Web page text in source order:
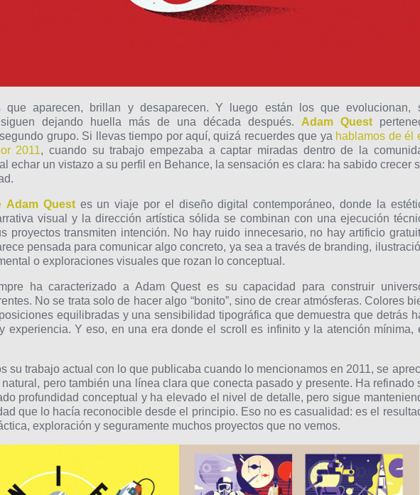
que aparecen, brillan y desaparecen. Y luego están los que evolucionan,
dejando huella más de una década después. Adam Quest
grupo. Si llevas tiempo por aquí, quizá recuerdes que ya hablamos de él
2011, cuando su trabajo empezaba a captar miradas dentro de la
echar un vistazo a su perfil en Behance, la sensación es clara: ha sabido crecer
Adam Questes un viaje por el diseño digital contemporáneo, donde la
visual y la dirección artística sólida se combinan con una ejecución
proyectos transmiten intención. No hay ruido innecesario, no hay artificio
pensada para comunicar algo concreto, ya sea a través de branding,
o exploraciones visuales que rozan lo conceptual.
ha caracterizado a Adam Quest es su capacidad para construir
No se trata solo de hacer algo “bonito”, sino de crear atmósferas. Colores
equilibradas y una sensibilidad tipográfica que demuestra que detrás
experiencia. Y eso, en una era donde el scroll es infinito y la atención mínima,
su trabajo actual con lo que publicaba cuando lo mencionamos en 2011, se
pero también una línea clara que conecta pasado y presente. Ha refinado
profundidad conceptual y ha elevado el nivel de detalle, pero sigue
que lo hacía reconocible desde el principio. Eso no es casualidad: es el
exploración y seguramente muchos proyectos que no vemos.